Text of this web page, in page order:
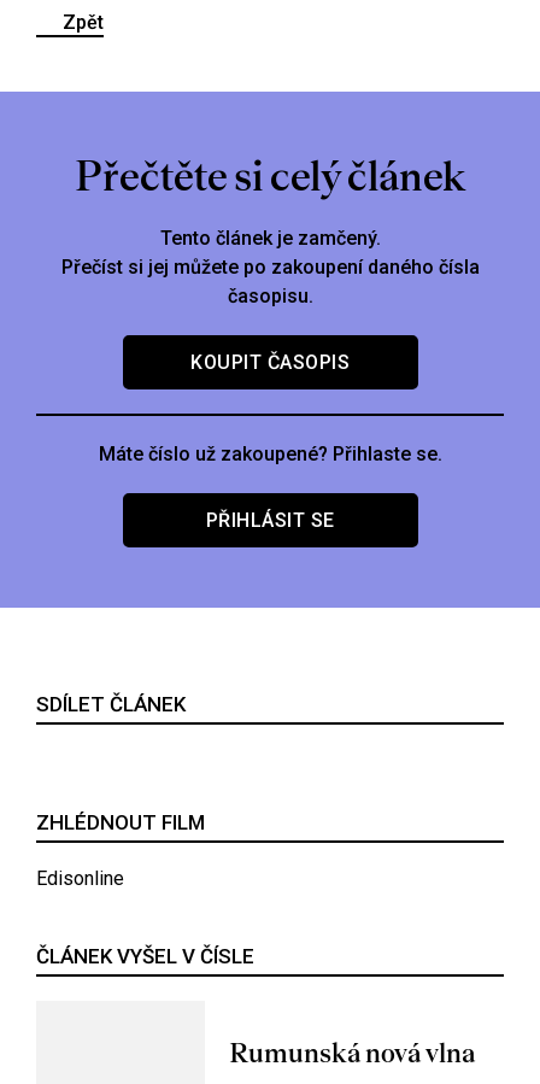
Zpět
Přečtěte si celý článek
Tento článek je zamčený.
Přečíst si jej můžete po zakoupení daného čísla
časopisu.
KOUPIT ČASOPIS
Máte číslo už zakoupené? Přihlaste se.
PŘIHLÁSIT SE
SDÍLET ČLÁNEK
ZHLÉDNOUT FILM
Edisonline
ČLÁNEK VYŠEL V ČÍSLE
Rumunská nová vlna